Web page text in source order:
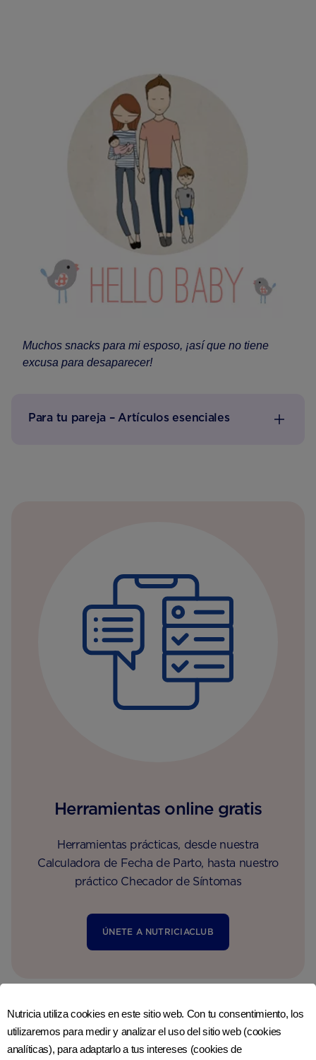
Muchos snacks para mi esposo, ¡así que no tiene
excusa para desaparecer!
Para tu pareja – Artículos esenciales
Herramientas online gratis
Herramientas prácticas, desde nuestra
Calculadora de Fecha de Parto, hasta nuestro
práctico Checador de Síntomas
ÚNETE A NUTRICIACLUB
Más consejos útiles
Nutricia utiliza cookies en este sitio web. Con tu consentimiento, los
utilizaremos para medir y analizar el uso del sitio web (cookies
analíticas), para adaptarlo a tus intereses (cookies de